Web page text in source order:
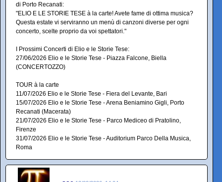
di Porto Recanati:
"ELIO E LE STORIE TESE à la carte! Avete fame di ottima musica?
Questa estate vi serviranno un menù di canzoni diverse per ogni
concerto, scelte proprio da voi spettatori."
I Prossimi Concerti di Elio e le Storie Tese:
27/06/2026 Elio e le Storie Tese - Piazza Falcone, Biella
(CONCERTOZZO)
TOUR à la carte
11/07/2026 Elio e le Storie Tese - Fiera del Levante, Bari
15/07/2026 Elio e le Storie Tese - Arena Beniamino Gigli, Porto
Recanati (Macerata)
21/07/2026 Elio e le Storie Tese - Parco Mediceo di Pratolino,
Firenze
31/07/2026 Elio e le Storie Tese - Auditorium Parco Della Musica,
Roma